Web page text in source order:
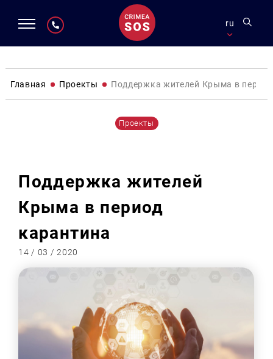
ru
Главная Проекты Поддержка жителей Крыма в
Проекты
Поддержка жителей
Крыма в период
карантина
14 / 03 / 2020